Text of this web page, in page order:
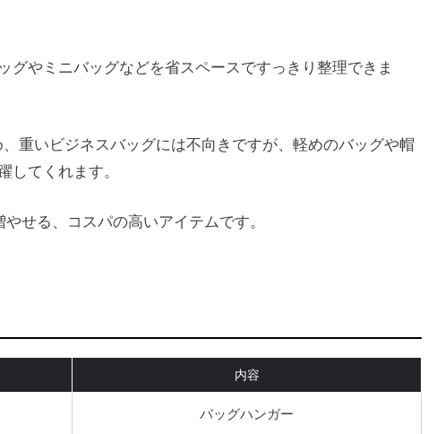
グやミニバッグなどを省スペースですっきり整理できま
重いビジネスバッグには不向きですが、軽めのバッグや帽
してくれます。
せる、コスパの高いアイテムです。
内容
バッグハンガー